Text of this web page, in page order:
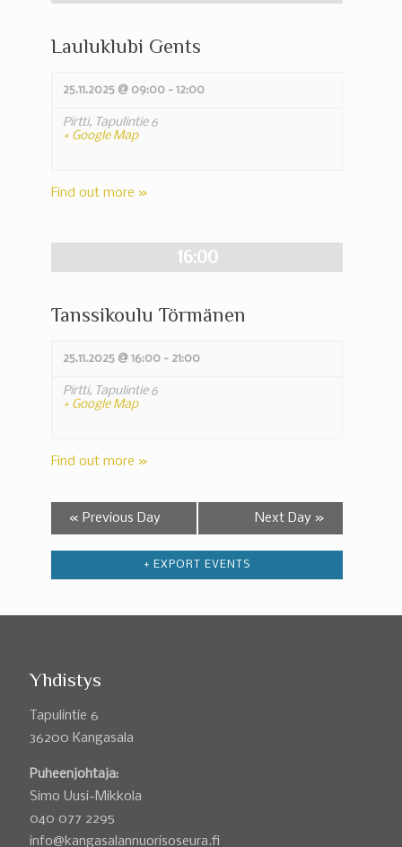
Lauluklubi Gents
25.11.2025 @ 09:00- 12:00
Pirtti, Tapulintie 6
+ Google Map
Find out more »
16:00
Tanssikoulu Törmänen
25.11.2025 @ 16:00- 21:00
Pirtti, Tapulintie 6
+ Google Map
Find out more »
« Previous Day Next Day »
+ EXPORT EVENTS
Yhdistys
Tapulintie 6
36200 Kangasala
Puheenjohtaja:
Simo Uusi-Mikkola
040 077 2295
info@kangasalannuorisoseura.fi